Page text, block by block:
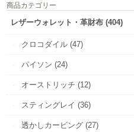
商品カテゴリー
レザーウォレット・革財布 (404)
クロコダイル (47)
パイソン (24)
オーストリッチ (12)
スティングレイ (36)
透かしカービング (27)